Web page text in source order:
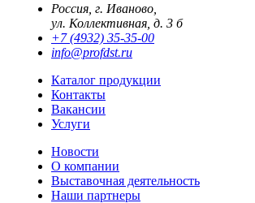
Россия, г. Иваново,
ул. Коллективная, д. 3 б
+7 (4932) 35-35-00
info@profdst.ru
Каталог продукции
Контакты
Вакансии
Услуги
Новости
О компании
Выставочная деятельность
Наши партнеры